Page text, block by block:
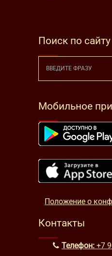
Поиск по сайту
Мобильное
Положение о
Контакты
Телефон: +7